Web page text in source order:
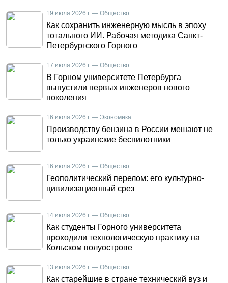
19 июля 2026 г. — Общество
Как сохранить инженерную мысль в эпоху
тотального ИИ. Рабочая методика Санкт-
Петербургского Горного
17 июля 2026 г. — Общество
В Горном университете Петербурга
выпустили первых инженеров нового
поколения
16 июля 2026 г. — Экономика
Производству бензина в России мешают не
только украинские беспилотники
16 июля 2026 г. — Общество
Геополитический перелом: его культурно-
цивилизационный срез
14 июля 2026 г. — Общество
Как студенты Горного университета
проходили технологическую практику на
Кольском полуострове
13 июля 2026 г. — Общество
Как старейшие в стране технический вуз и